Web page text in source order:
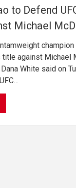
to Defend
Michael
champion
against Michael
White said on